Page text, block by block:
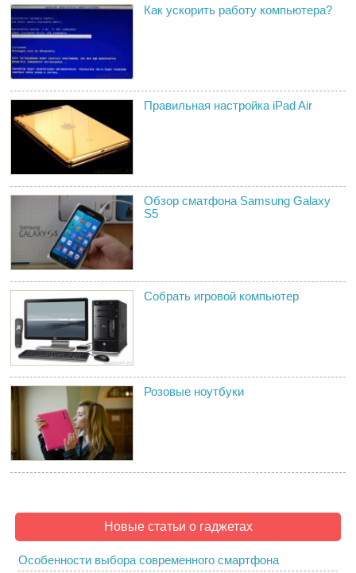
Как ускорить работу компьютера?
Правильная настройка iPad Air
Обзор сматфона Samsung Galaxy
S5
Собрать игровой компьютер
Розовые ноутбуки
Новые статьи о гаджетах
Особенности выбора современного смартфона